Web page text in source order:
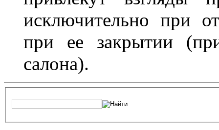
исключительно при
при ее закрытии
салона).